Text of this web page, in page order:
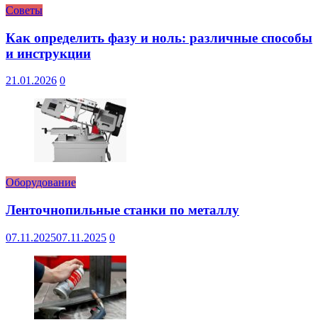
Советы
Как определить фазу и ноль: различные способы
и инструкции
21.01.2026 0
Оборудование
Ленточнопильные станки по металлу
07.11.202507.11.2025 0